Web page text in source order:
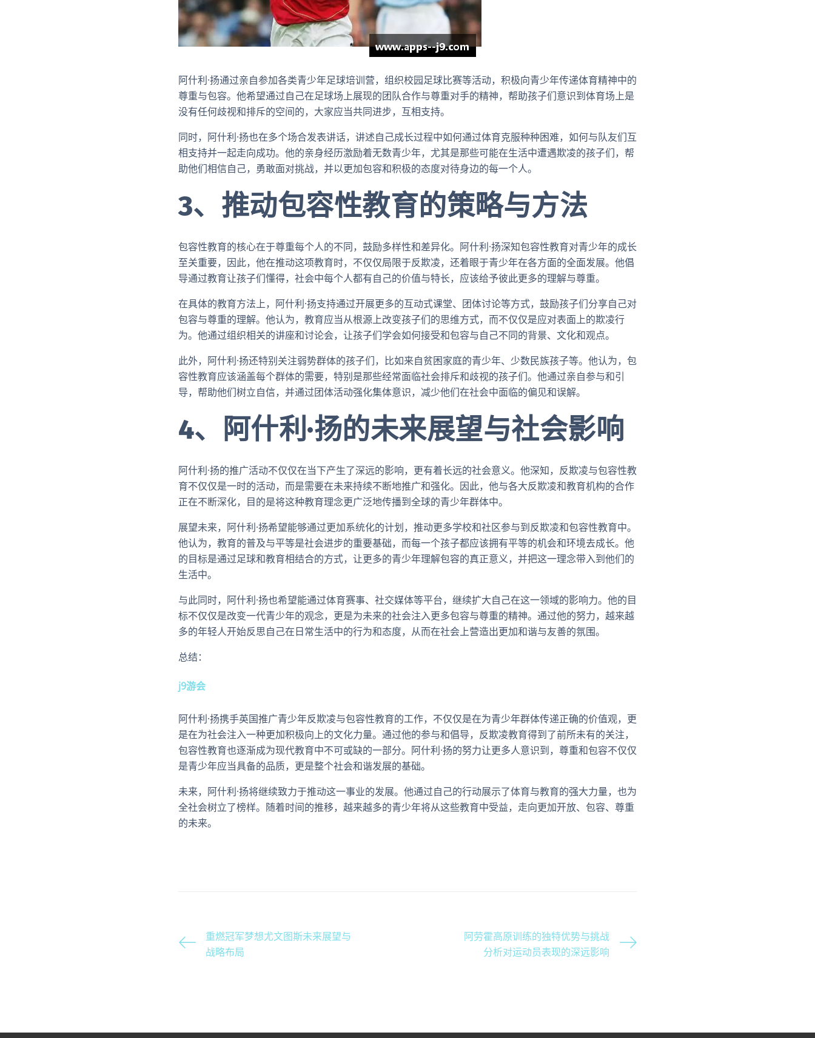
阿什利·扬通过亲自参加各类青少年足球培训营，组织校园足球比赛等活动，积极向青少年传递体育精神中的
尊重与包容。他希望通过自己在足球场上展现的团队合作与尊重对手的精神，帮助孩子们意识到体育场上是
没有任何歧视和排斥的空间的，大家应当共同进步，互相支持。
同时，阿什利·扬也在多个场合发表讲话，讲述自己成长过程中如何通过体育克服种种困难，如何与队友们互
相支持并一起走向成功。他的亲身经历激励着无数青少年，尤其是那些可能在生活中遭遇欺凌的孩子们，帮
助他们相信自己，勇敢面对挑战，并以更加包容和积极的态度对待身边的每一个人。
3、推动包容性教育的策略与方法
包容性教育的核心在于尊重每个人的不同，鼓励多样性和差异化。阿什利·扬深知包容性教育对青少年的成长
至关重要，因此，他在推动这项教育时，不仅仅局限于反欺凌，还着眼于青少年在各方面的全面发展。他倡
导通过教育让孩子们懂得，社会中每个人都有自己的价值与特长，应该给予彼此更多的理解与尊重。
在具体的教育方法上，阿什利·扬支持通过开展更多的互动式课堂、团体讨论等方式，鼓励孩子们分享自己对
包容与尊重的理解。他认为，教育应当从根源上改变孩子们的思维方式，而不仅仅是应对表面上的欺凌行
为。他通过组织相关的讲座和讨论会，让孩子们学会如何接受和包容与自己不同的背景、文化和观点。
此外，阿什利·扬还特别关注弱势群体的孩子们，比如来自贫困家庭的青少年、少数民族孩子等。他认为，包
容性教育应该涵盖每个群体的需要，特别是那些经常面临社会排斥和歧视的孩子们。他通过亲自参与和引
导，帮助他们树立自信，并通过团体活动强化集体意识，减少他们在社会中面临的偏见和误解。
4、阿什利·扬的未来展望与社会影响
阿什利·扬的推广活动不仅仅在当下产生了深远的影响，更有着长远的社会意义。他深知，反欺凌与包容性教
育不仅仅是一时的活动，而是需要在未来持续不断地推广和强化。因此，他与各大反欺凌和教育机构的合作
正在不断深化，目的是将这种教育理念更广泛地传播到全球的青少年群体中。
展望未来，阿什利·扬希望能够通过更加系统化的计划，推动更多学校和社区参与到反欺凌和包容性教育中。
他认为，教育的普及与平等是社会进步的重要基础，而每一个孩子都应该拥有平等的机会和环境去成长。他
的目标是通过足球和教育相结合的方式，让更多的青少年理解包容的真正意义，并把这一理念带入到他们的
生活中。
与此同时，阿什利·扬也希望能通过体育赛事、社交媒体等平台，继续扩大自己在这一领域的影响力。他的目
标不仅仅是改变一代青少年的观念，更是为未来的社会注入更多包容与尊重的精神。通过他的努力，越来越
多的年轻人开始反思自己在日常生活中的行为和态度，从而在社会上营造出更加和谐与友善的氛围。
总结：
j9游会
阿什利·扬携手英国推广青少年反欺凌与包容性教育的工作，不仅仅是在为青少年群体传递正确的价值观，更
是在为社会注入一种更加积极向上的文化力量。通过他的参与和倡导，反欺凌教育得到了前所未有的关注，
包容性教育也逐渐成为现代教育中不可或缺的一部分。阿什利·扬的努力让更多人意识到，尊重和包容不仅仅
是青少年应当具备的品质，更是整个社会和谐发展的基础。
未来，阿什利·扬将继续致力于推动这一事业的发展。他通过自己的行动展示了体育与教育的强大力量，也为
全社会树立了榜样。随着时间的推移，越来越多的青少年将从这些教育中受益，走向更加开放、包容、尊重
的未来。
重燃冠军梦想尤文图斯未来展望与
战略布局
阿劳霍高原训练的独特优势与挑战
分析对运动员表现的深远影响